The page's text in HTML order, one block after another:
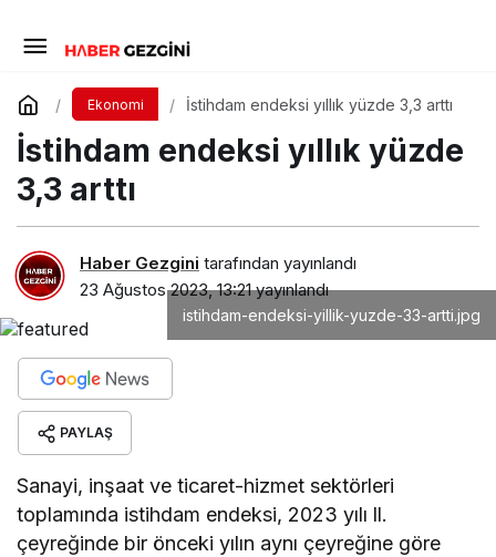
Ekonomi İstihdam endeksi yıllık yüzde 3,3 arttı
İstihdam endeksi yıllık yüzde
3,3 arttı
Haber Gezgini tarafından yayınlandı
23 Ağustos 2023, 13:21yayınlandı
istihdam-endeksi-yillik-yuzde-33-artti.jpg
PAYLAŞ
Sanayi, inşaat ve ticaret-hizmet sektörleri
toplamında istihdam endeksi, 2023 yılı ll.
çeyreğinde bir önceki yılın aynı çeyreğine göre